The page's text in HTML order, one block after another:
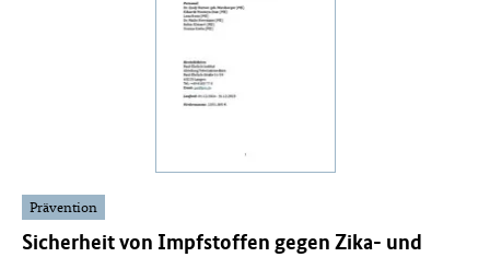
Prävention
Sicherheit von Impfstoffen gegen Zika- und